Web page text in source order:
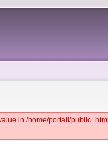
in /home/portail/